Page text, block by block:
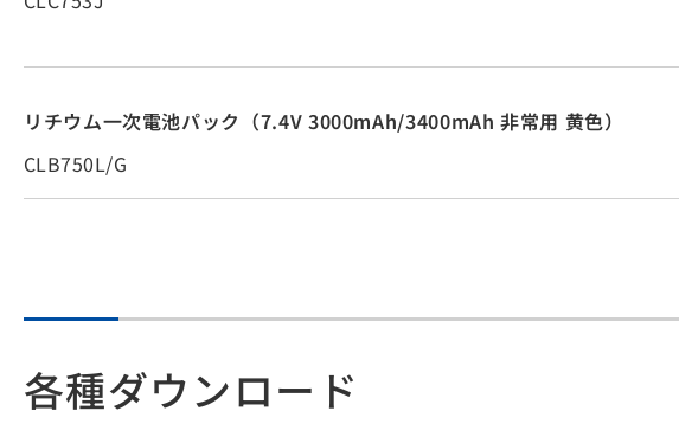
リチウム一次電池パック（7.4V 3000mAh/3400mAh 非常用 黄色）
CLB750L/G
各種ダウンロード